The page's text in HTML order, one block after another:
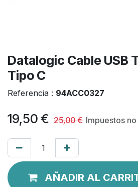
Datalogic Cable USB
Tipo C
Referencia : 94ACC0327
19,50 € 25,00€ Impuestos
AÑADIR AL